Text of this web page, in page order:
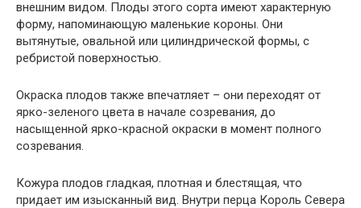
внешним видом. Плоды этого сорта имеют характерную
форму, напоминающую маленькие короны. Они
вытянутые, овальной или цилиндрической формы, с
ребристой поверхностью.
Окраска плодов также впечатляет – они переходят от
ярко-зеленого цвета в начале созревания, до
насыщенной ярко-красной окраски в момент полного
созревания.
Кожура плодов гладкая, плотная и блестящая, что
придает им изысканный вид. Внутри перца Король Севера